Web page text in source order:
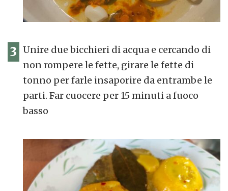
3 Unire due bicchieri di acqua e cercando di
non rompere le fette, girare le fette di
tonno per farle insaporire da entrambe le
parti. Far cuocere per 15 minuti a fuoco
basso